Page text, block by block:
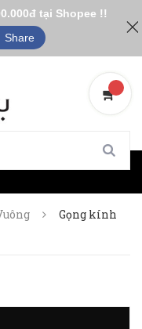
Gọng kính
tại Shopee !!
Share